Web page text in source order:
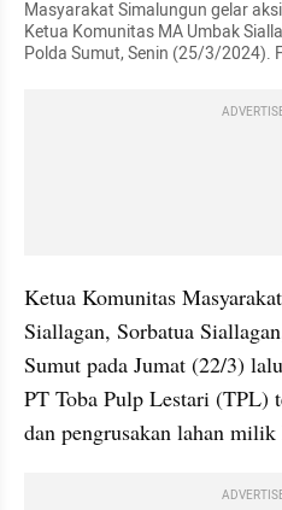
Masyarakat Simalungun gelar
Ketua Komunitas MA Umbak
Polda Sumut, Senin (25/3/2024).
Ketua Komunitas
Siallagan, Sorbatua
Sumut pada Jumat (22/3)
PT Toba Pulp Lestari (TPL)
dan pengrusakan lahan